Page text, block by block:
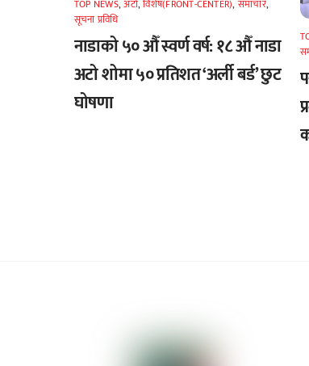
TOP NEWS,अटाे,विशेष(FRONT-CENTER), समाचार,
सूचना प्रविधि
नाडाको ५० औँ स्वर्ण वर्ष: १८ औँ नाडा
अटो शोमा ५० प्रतिशत ‘अर्ली बर्ड’ छुट
घोषणा